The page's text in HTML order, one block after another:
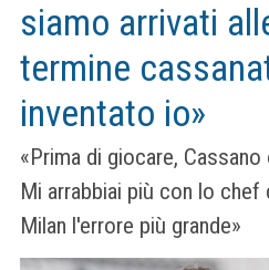
siamo arrivati
termine
inventato io»
«Prima di giocare,
Mi arrabbiai più con lo chef
Milan l'errore più grande»